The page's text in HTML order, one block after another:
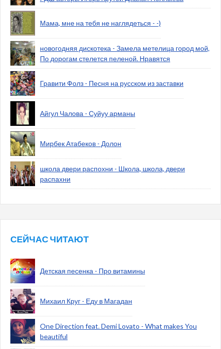
Мама, мне на тебя не наглядеться - -)
новогодняя дискотека - Замела метелица город мой,
По дорогам стелется пеленой. Нравятся
Гравити Фолз - Песня на русском из заставки
Айгул Чалова - Суйуу арманы
Мирбек Атабеков - Долон
школа двери распохни - Школа, школа, двери
распахни
СЕЙЧАС ЧИТАЮТ
Детская песенка - Про витамины
Михаил Круг - Еду в Магадан
One Direction feat. Demi Lovato - What makes You
beautiful